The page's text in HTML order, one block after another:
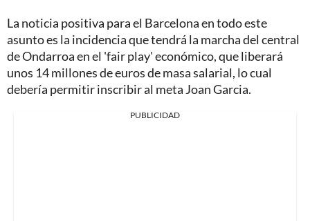
La noticia positiva para el Barcelona en todo este
asunto es la incidencia que tendrá la marcha del central
de Ondarroa en el 'fair play' económico, que liberará
unos 14 millones de euros de masa salarial, lo cual
debería permitir inscribir al meta Joan Garcia.
PUBLICIDAD